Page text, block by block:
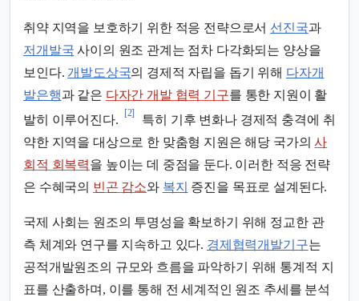
취약 지역을 보호하기 위한 적응 전략으로서 선진국과
저개발국 사이의 원조 관계는 점차 다각화되는 양상을
보인다. 개발도상국의 경제적 자립을 돕기 위해 다자개
발은행과 같은 다자간 개발 협력 기구를 통한 지원이 활
발히 이루어진다.
[2]
특히 기후 변화나 경제적 충격에 취
약한 지역을 대상으로 한 맞춤형 지원은 해당 국가의사
회적 회복력을 높이는 데 중점을 둔다. 이러한 적응 전략
은 수혜국의 빈곤 감소와 복지 증진을 목표로 설계된다.
국제 사회는 원조의 투명성을 확보하기 위해 정교한 관
측 체계와 연구를 지속하고 있다. 경제협력개발기구는
공적개발원조의 규모와 흐름을 파악하기 위해 통계적 지
표를 산출하며, 이를 통해 전 세계적인 원조 추세를 분석